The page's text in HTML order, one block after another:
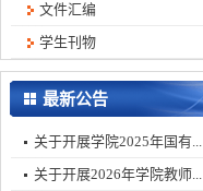
文件汇编
学生刊物
最新公告
关于开展学院2025年国有...
关于开展2026年学院教师...